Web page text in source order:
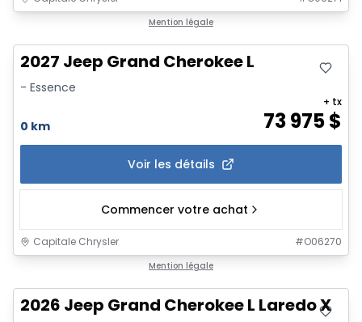
Mention légale
2027 Jeep Grand Cherokee L
- Essence
0 km 73 975$
+ tx
Voir les détails
Commencer votre achat
Capitale Chrysler #O06270
Mention légale
2026 Jeep Grand Cherokee L Laredo X